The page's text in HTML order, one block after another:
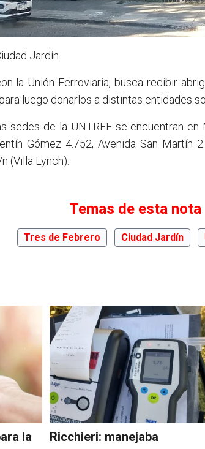
Jardín.
la Unión Ferroviaria, busca recibir
luego donarlos a distintas entidades
sedes de la UNTREF se encuentran en
Gómez 4.752, Avenida San Martín
(Villa Lynch).
Temas de esta nota
Tres de Febrero Ciudad Jardín
la
Ricchieri: manejaba